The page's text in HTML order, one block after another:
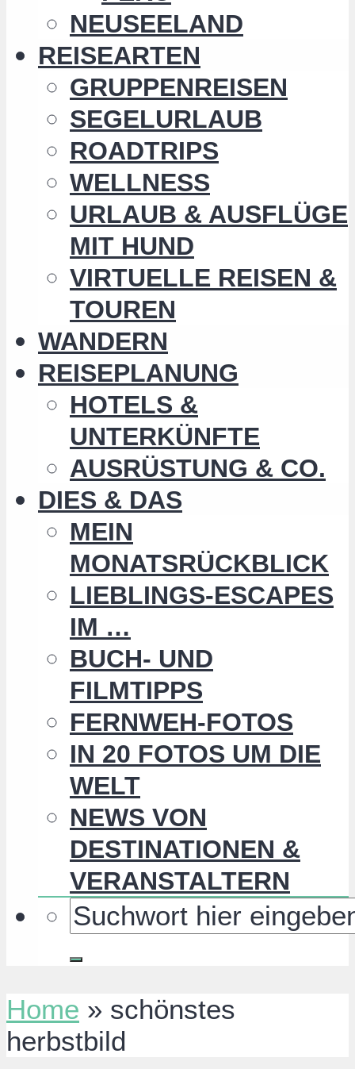
NEUSEELAND
REISEARTEN
GRUPPENREISEN
SEGELURLAUB
ROADTRIPS
WELLNESS
URLAUB & AUSFLÜGE
MIT HUND
VIRTUELLE REISEN &
TOUREN
WANDERN
REISEPLANUNG
HOTELS &
UNTERKÜNFTE
AUSRÜSTUNG & CO.
DIES & DAS
MEIN
MONATSRÜCKBLICK
LIEBLINGS-ESCAPES
IM …
BUCH- UND
FILMTIPPS
FERNWEH-FOTOS
IN 20 FOTOS UM DIE
WELT
NEWS VON
DESTINATIONEN &
VERANSTALTERN
Home » schönstes
herbstbild